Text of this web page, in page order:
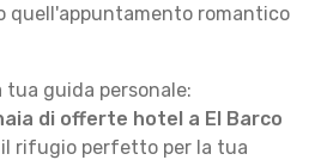
quell'appuntamento romantico
tua guida personale:
di offerte hotel a El Barco
il rifugio perfetto per la tua